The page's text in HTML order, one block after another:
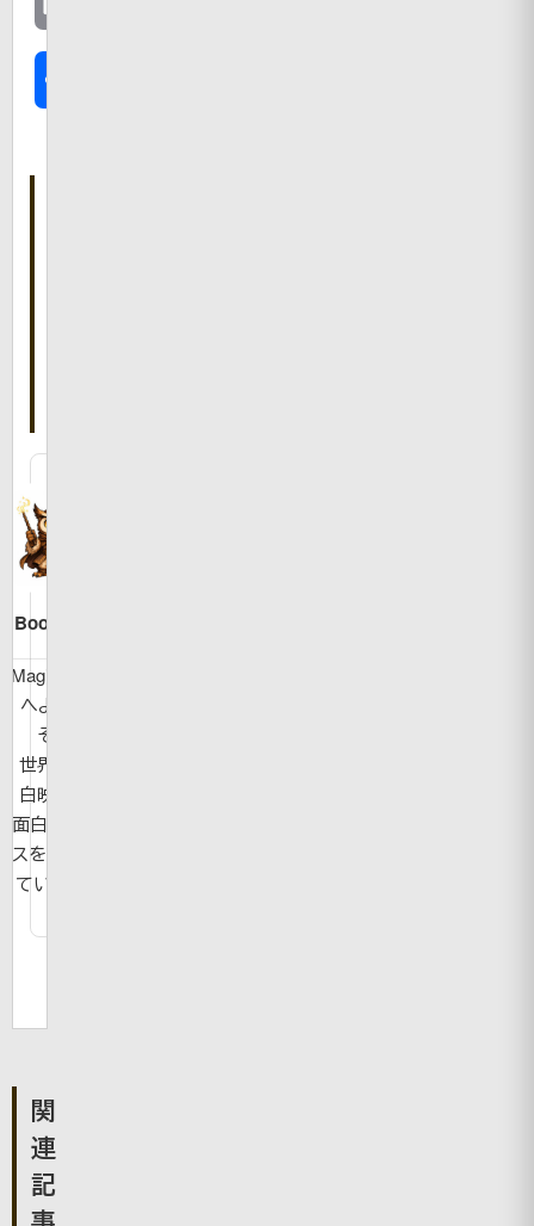
Bookman
MagicBook
へようこ
そ！
世界の面
白映像や
面白ニュー
スを紹介し
ています。
関
連
記